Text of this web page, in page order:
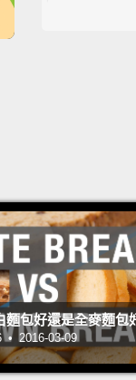
真菌那類
生物會引發
把可食用
時，氧化作
化，那會讓
薯。防腐劑
麵包好還是全麥麵包
• 2016-03-09